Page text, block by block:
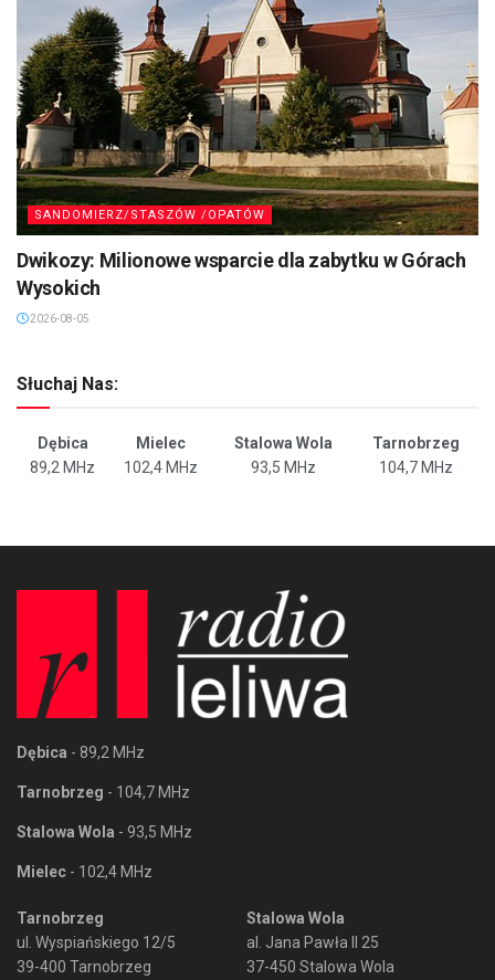
SANDOMIERZ/STASZÓW /OPATÓW
Dwikozy: Milionowe wsparcie dla zabytku w Górach
Wysokich
2026-08-05
Słuchaj Nas:
Dębica Mielec Stalowa Wola
Tarnobrzeg
89,2 MHz
102,4 MHz 93,5 MHz 104,7 MHz
Dębica - 89,2 MHz
Tarnobrzeg - 104,7 MHz
Stalowa Wola - 93,5 MHz
Mielec - 102,4 MHz
Tarnobrzeg
ul. Wyspiańskiego 12/5
39-400 Tarnobrzeg
Stalowa Wola
al. Jana Pawła II 25
37-450 Stalowa Wola